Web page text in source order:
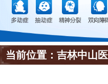
当前位置：吉林中山